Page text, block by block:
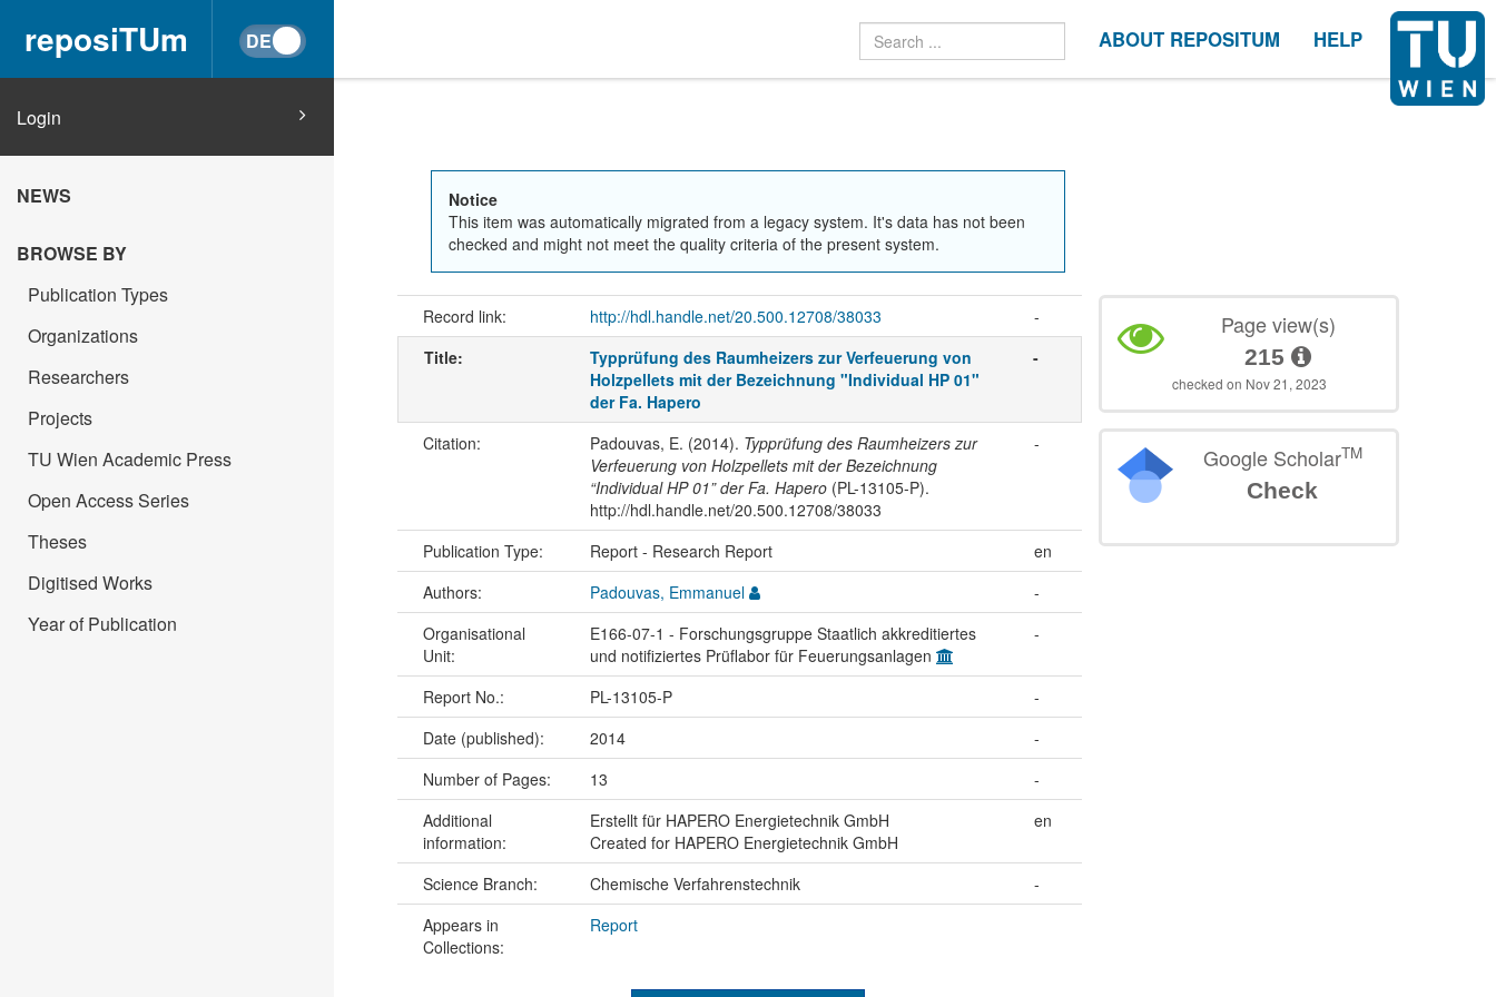
reposiTUm ABOUT REPOSITUM HELP
Login
NEWS
BROWSE BY
Publication Types
Organizations
Researchers
Projects
TU Wien Academic Press
Open Access Series
Theses
Digitised Works
Year of Publication
Notice
This item was automatically migrated from a legacy system. It's data has not been
checked and might not meet the quality criteria of the present system.
Record link: http://hdl.handle.net/20.500.12708/38033
-
Title:
Typprüfung des Raumheizers zur Verfeuerung von
Holzpellets mit der Bezeichnung "Individual HP 01"
der Fa. Hapero
-
Citation: Padouvas, E. (2014). Typprüfung des Raumheizers zur
Verfeuerung von Holzpellets mit der Bezeichnung
“Individual HP 01” der Fa. Hapero(PL-13105-P).
http://hdl.handle.net/20.500.12708/38033
-
Publication Type: Report - Research Report
en
Authors:
Padouvas, Emmanuel
-
Organisational
Unit:
E166-07-1 - Forschungsgruppe Staatlich akkreditiertes
und notifiziertes Prüflabor für Feuerungsanlagen
-
Report No.: PL-13105-P
-
Date (published):
2014
-
Number of Pages:
13
-
Additional
information:
Erstellt für HAPERO Energietechnik GmbH
Created for HAPERO Energietechnik GmbH
en
Science Branch: Chemische Verfahrenstechnik
-
Appears in
Collections:
Report
Page view(s)
215
checked on Nov 21, 2023
Google ScholarTM
Check